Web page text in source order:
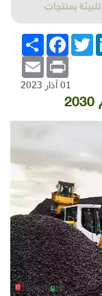
للبيئة بمنتجات
انشر
FacebookTwitter
Email Print
01 آذار 2023